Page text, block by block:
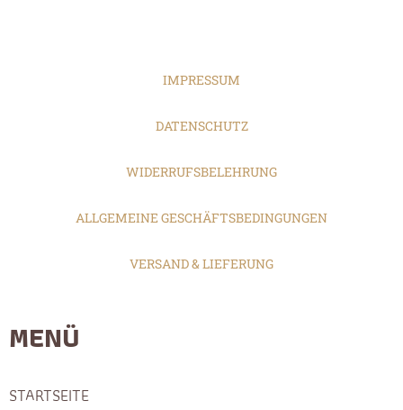
IMPRESSUM
DATENSCHUTZ
WIDERRUFSBELEHRUNG
ALLGEMEINE GESCHÄFTSBEDINGUNGEN
VERSAND & LIEFERUNG
MENÜ
STARTSEITE